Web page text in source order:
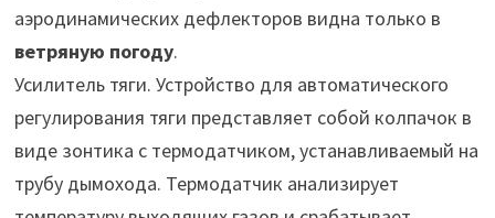
аэродинамических дефлекторов видна только в
ветряную погоду.
Усилитель тяги. Устройство для автоматического
регулирования тяги представляет собой колпачок в
виде зонтика с термодатчиком, устанавливаемый на
трубу дымохода. Термодатчик анализирует